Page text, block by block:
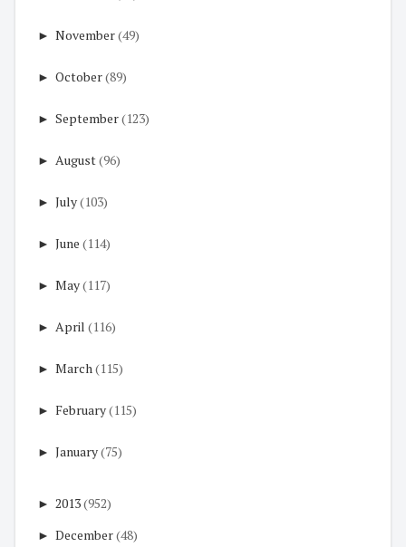
► November(49)
► October(89)
► September(123)
► August(96)
► July(103)
► June (114)
► May(117)
► April (116)
► March(115)
► February(115)
► January(75)
► 2013(952)
► December(48)